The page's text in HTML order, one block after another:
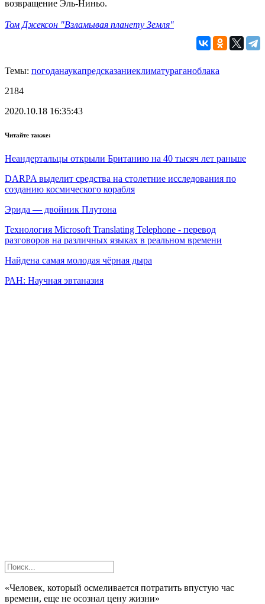
возвращение Эль-Ниньо.
Том Джексон "Взламывая планету Земля"
Темы: погоданаукапредсказаниеклиматураганоблака
2184
2020.10.18 16:35:43
Читайте также:
Неандертальцы открыли Британию на 40 тысяч лет раньше
DARPA выделит средства на столетние исследования по
созданию космического корабля
Эрида — двойник Плутона
Технология Microsoft Translating Telephone - перевод
разговоров на различных языках в реальном времени
Найдена самая молодая чёрная дыра
РАН: Научная эвтаназия
«Человек, который осмеливается потратить впустую час
времени, еще не осознал цену жизни»